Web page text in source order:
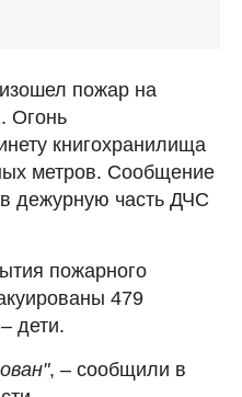
пожар на
Огонь
книгохранилища
метров. Сообщение
дежурную часть ДЧС
пожарного
479
дети.
, – сообщили в